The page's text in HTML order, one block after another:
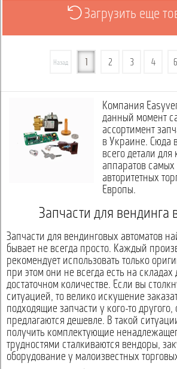
Загрузить еще
Назад 2 3 4
Компания
данный момент
ассортимент
в Украине. Сюда
всего детали
аппаратов
авторитетных
Европы.
Запчасти для вендинга
Запчасти для вендинговых автоматов
бывает не всегда просто. Каждый
рекомендует использовать только
при этом они не всегда есть на складах
достаточном количестве. Если вы
ситуацией, то велико искушение
подходящие запчасти у кого-то
предлагаются дешевле. В такой
получить комплектующие
трудностями сталкиваются вендоры,
оборудование у малоизвестных